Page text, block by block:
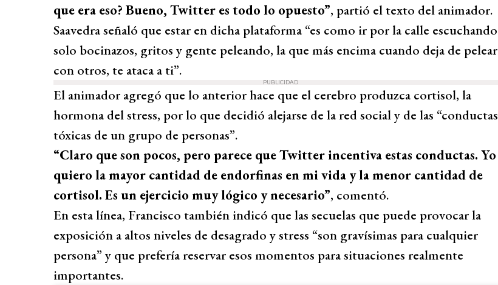
que era eso? Bueno, Twitter es todo lo opuesto”, partió el texto del animador.
Saavedra señaló que estar en dicha plataforma “es como ir por la calle escuchando
solo bocinazos, gritos y gente peleando, la que más encima cuando deja de pelear
con otros, te ataca a ti”.
PUBLICIDAD
El animador agregó que lo anterior hace que el cerebro produzca cortisol, la
hormona del stress, por lo que decidió alejarse de la red social y de las “conductas
tóxicas de un grupo de personas”.
“Claro que son pocos, pero parece que Twitter incentiva estas conductas. Yo
quiero la mayor cantidad de endorfinas en mi vida y la menor cantidad de
cortisol. Es un ejercicio muy lógico y necesario”, comentó.
En esta línea, Francisco también indicó que las secuelas que puede provocar la
exposición a altos niveles de desagrado y stress “son gravísimas para cualquier
persona” y que prefería reservar esos momentos para situaciones realmente
importantes.